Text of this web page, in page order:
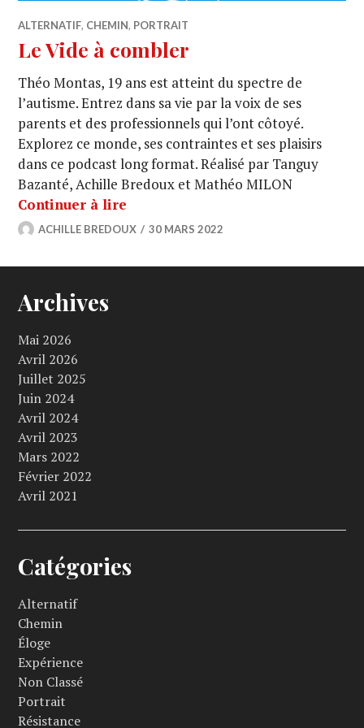
ALTERNATIF, CHEMIN, PORTRAIT
Le Vide à combler
Théo Montas, 19 ans est atteint du spectre de
l’autisme. Entrez dans sa vie par la voix de ses
parents et des professionnels qui l’ont côtoyé.
Explorez ce monde, ses contraintes et ses plaisirs
dans ce podcast long format. Réalisé par Tanguy
Bazanté, Achille Bredoux et Mathéo MILON
Continuer à lire
ACHILLE BREDOUX 30 MARS 2022
Archives
Mai 2026
Avril 2026
Juillet 2025
Juin 2024
Avril 2024
Avril 2023
Mars 2022
Février 2022
Avril 2021
Catégories
Alternatif
Chemin
Éloge
Expérience
Non Classé
Portrait
Résistance